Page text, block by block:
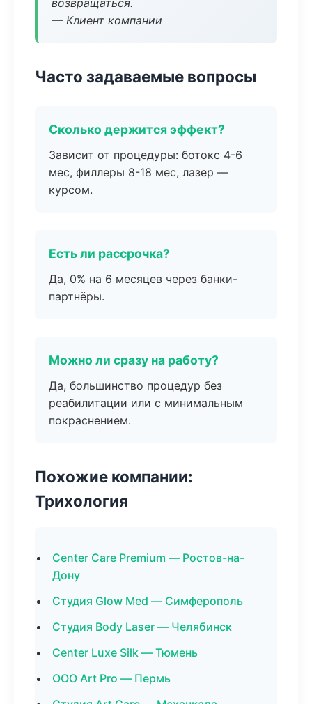
возвращаться.
— Клиент компании
Часто задаваемые вопросы
Сколько держится эффект?
Зависит от процедуры: ботокс 4-6
мес, филлеры 8-18 мес, лазер —
курсом.
Есть ли рассрочка?
Да, 0% на 6 месяцев через банки-
партнёры.
Можно ли сразу на работу?
Да, большинство процедур без
реабилитации или с минимальным
покраснением.
Похожие компании:
Трихология
Center Care Premium — Ростов-на-
Дону
Студия Glow Med — Симферополь
Студия Body Laser — Челябинск
Center Luxe Silk — Тюмень
ООО Art Pro — Пермь